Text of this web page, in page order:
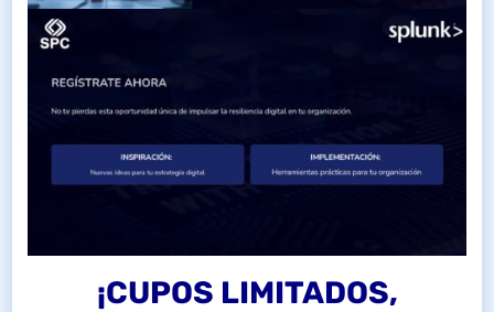
¡CUPOS LIMITADOS,